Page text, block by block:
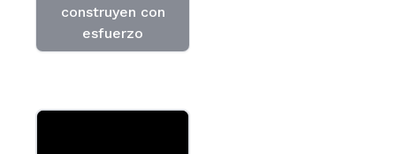
construyen con
esfuerzo